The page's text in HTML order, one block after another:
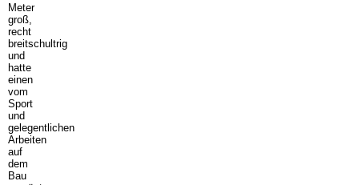
Meter
groß,
recht
breitschultrig
und
hatte
einen
vom
Sport
und
gelegentlichen
Arbeiten
auf
dem
Bau